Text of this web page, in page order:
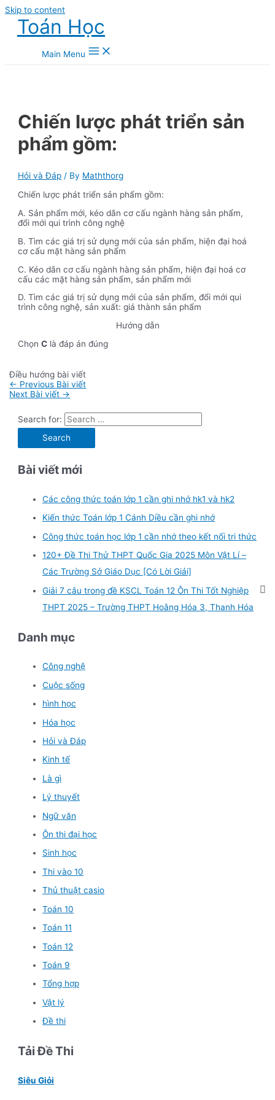
Skip to content
Toán Học
Main Menu
Chiến lược phát triển sản
phẩm gồm:
Hỏi và Đáp / By Maththorg
Chiến lược phát triển sản phẩm gồm:
A. Sản phẩm mới, kéo dãn cơ cấu ngành hàng sản phẩm,
đổi mới qui trình công nghệ
B. Tìm các giá trị sử dụng mới của sản phẩm, hiện đại hoá
cơ cấu mặt hàng sản phẩm
C. Kéo dãn cơ cấu ngành hàng sản phẩm, hiện đại hoá cơ
cấu các mặt hàng sản phẩm, sản phẩm mới
D. Tìm các giá trị sử dụng mới của sản phẩm, đổi mới qui
trình công nghệ, sản xuất: giá thành sản phẩm
Hướng dẫn
ChọnC là đáp án đúng
Điều hướng bài viết
← Previous Bài viết
Next Bài viết →
Search for:
Bài viết mới
Các công thức toán lớp 1 cần ghi nhớ hk1 và hk2
Kiến thức Toán lớp 1 Cánh Diều cần ghi nhớ
Công thức toán học lớp 1 cần nhớ theo kết nối tri thức
120+ Đề Thi Thử THPT Quốc Gia 2025 Môn Vật Lí –
Các Trường Sở Giáo Dục [Có Lời Giải]
Giải 7 câu trong đề KSCL Toán 12 Ôn Thi Tốt Nghiệp
THPT 2025 – Trường THPT Hoằng Hóa 3, Thanh Hóa
Danh mục
Công nghệ
Cuộc sống
hình học
Hóa học
Hỏi và Đáp
Kinh tế
Là gì
Lý thuyết
Ngữ văn
Ôn thi đại học
Sinh học
Thi vào 10
Thủ thuật casio
Toán 10
Toán 11
Toán 12
Toán 9
Tổng hợp
Vật lý
Đề thi
Tải Đề Thi
Siêu Giỏi